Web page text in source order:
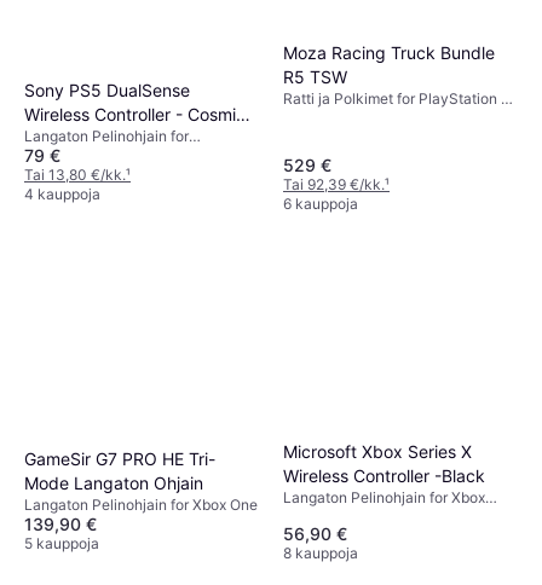
Sony PS5 DualSense
Wireless Controller - Cosmic
Red
Langaton Pelinohjain for
PlayStation 5
79 €
Tai 13,80 €/kk.¹
4 kauppoja
Moza Racing Truck Bundle
R5 TSW
Ratti ja Polkimet for PlayStation 3,
529 €
Tai 92,39 €/kk.¹
6 kauppoja
GameSir G7 PRO HE Tri-
Mode Langaton Ohjain
Langaton Pelinohjain for Xbox One
139,90 €
5 kauppoja
Microsoft Xbox Series X
Wireless Controller -Black
Langaton Pelinohjain for Xbox
56,90 €
8 kauppoja